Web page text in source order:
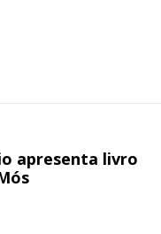
apresenta livro